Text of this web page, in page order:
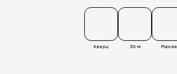
Кварц 30 м Россия